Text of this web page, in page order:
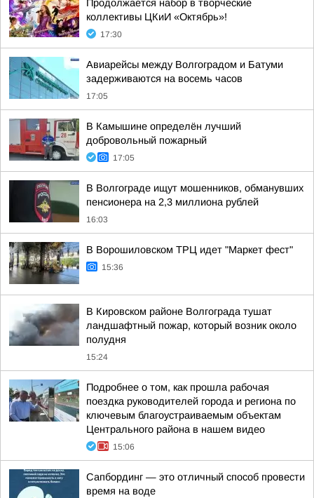
Продолжается набор в творческие
коллективы ЦКиИ «Октябрь»!
17:30
Авиарейсы между Волгоградом и Батуми
задерживаются на восемь часов
17:05
В Камышине определён лучший
добровольный пожарный
17:05
В Волгограде ищут мошенников, обманувших
пенсионера на 2,3 миллиона рублей
16:03
В Ворошиловском ТРЦ идет "Маркет фест"
15:36
В Кировском районе Волгограда тушат
ландшафтный пожар, который возник около
полудня
15:24
Подробнее о том, как прошла рабочая
поездка руководителей города и региона по
ключевым благоустраиваемым объектам
Центрального района в нашем видео
15:06
Сапбординг — это отличный способ провести
время на воде